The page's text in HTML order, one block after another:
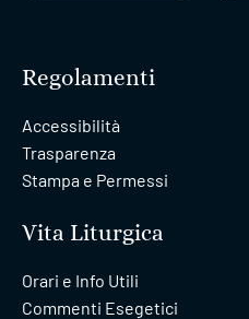
Regolamenti
Accessibilità
Trasparenza
Stampa e Permessi
Vita Liturgica
Orari e Info Utili
Commenti Esegetici